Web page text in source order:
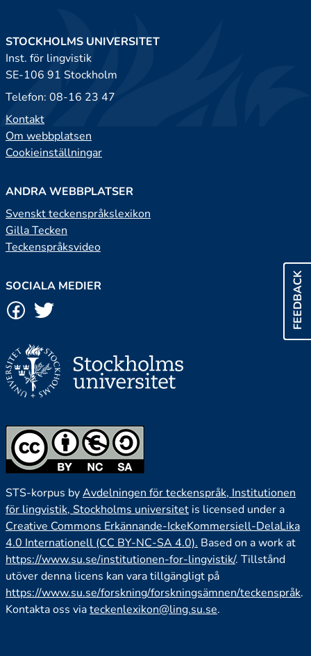
FEEDBACK
STOCKHOLMS UNIVERSITET
Inst. för lingvistik
SE-106 91 Stockholm
Telefon: 08-16 23 47
Kontakt
Om webbplatsen
Cookieinställningar
ANDRA WEBBPLATSER
Svenskt teckenspråkslexikon
Gilla Tecken
Teckenspråksvideo
SOCIALA MEDIER
STS-korpus byAvdelningen för teckenspråk, Institutionen
för lingvistik, Stockholms universitet is licensed under a
Creative Commons Erkännande-IckeKommersiell-DelaLika
4.0 Internationell (CC BY-NC-SA 4.0). Based on a work at
https://www.su.se/institutionen-for-lingvistik/. Tillstånd
utöver denna licens kan vara tillgängligt på
https://www.su.se/forskning/forskningsämnen/teckenspråk.
Kontakta oss viateckenlexikon@ling.su.se.